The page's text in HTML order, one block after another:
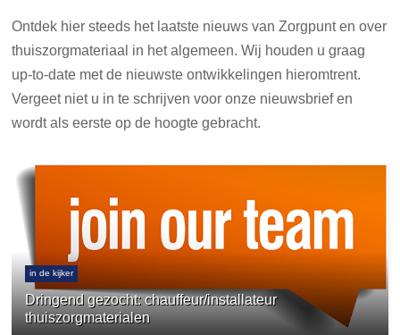
Ontdek hier steeds het laatste nieuws van Zorgpunt en over
thuiszorgmateriaal in het algemeen. Wij houden u graag
up-to-date met de nieuwste ontwikkelingen hieromtrent.
Vergeet niet u in te schrijven voor onze nieuwsbrief en
wordt als eerste op de hoogte gebracht.
in de kijker
Dringend gezocht: chauffeur/installateur
thuiszorgmaterialen